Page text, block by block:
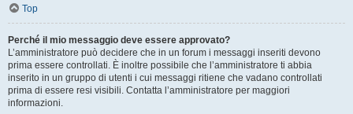
Top
Perché il mio messaggio deve essere approvato?
L’amministratore può decidere che in un forum i messaggi inseriti devono
prima essere controllati. È inoltre possibile che l’amministratore ti abbia
inserito in un gruppo di utenti i cui messaggi ritiene che vadano controllati
prima di essere resi visibili. Contatta l’amministratore per maggiori
informazioni.